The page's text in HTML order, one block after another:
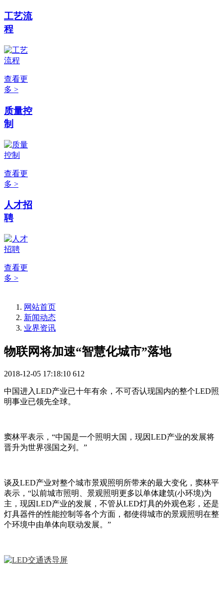
工艺流
程
查看更
多 >
质量控
制
查看更
多 >
人才招
聘
查看更
多 >
网站首页
新闻动态
业界资讯
物联网将加速“智慧化城市”落地
2018-12-05 17:18:10 612
中国进入LED产业已十年有余，不可否认现国内的整个LED照
明事业已领先全球。
窦林平表示，“中国是一个照明大国，现因LED产业的发展将
晋升为世界强国之列。”
谈及LED产业对整个城市景观照明所带来的最大变化，窦林平
表示，“以前城市照明、景观照明更多以单体建筑(小环境)为
主，现因LED产业的发展，不管从LED灯具的外观色彩，还是
灯具器件的性能控制等各个方面，都使得城市的景观照明在整
个环境中由单体向联动发展。”